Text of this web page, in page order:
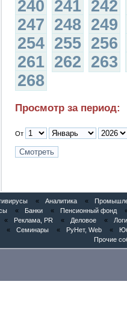
240 241 242
247 248 249
254 255 256
261 262 263
268
Просмотр за период:
От
« Аналитика «
« Банки « Пенсионный фонд
« Реклама, PR « Деловое «
« Семинары « РуНет, Web «
Прочие